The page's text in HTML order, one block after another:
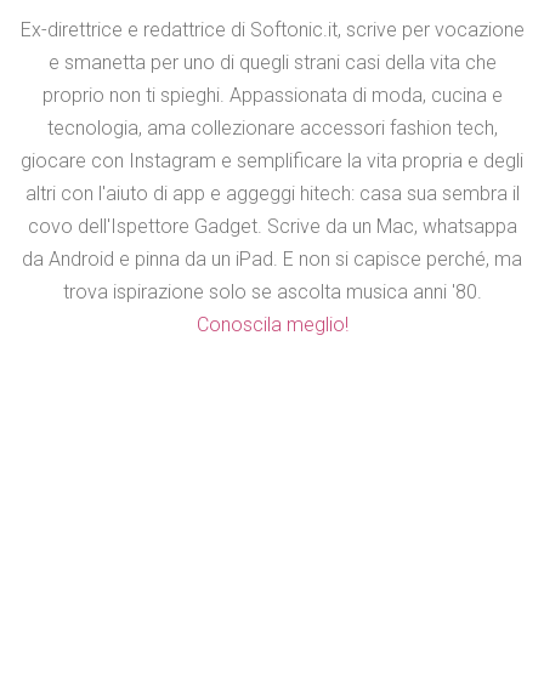
Ex-direttrice e redattrice di Softonic.it, scrive per vocazione
e smanetta per uno di quegli strani casi della vita che
proprio non ti spieghi. Appassionata di moda, cucina e
tecnologia, ama collezionare accessori fashion tech,
giocare con Instagram e semplificare la vita propria e degli
altri con l'aiuto di app e aggeggi hitech: casa sua sembra il
covo dell'Ispettore Gadget. Scrive da un Mac, whatsappa
da Android e pinna da un iPad. E non si capisce perché, ma
trova ispirazione solo se ascolta musica anni '80.
Conoscila meglio!